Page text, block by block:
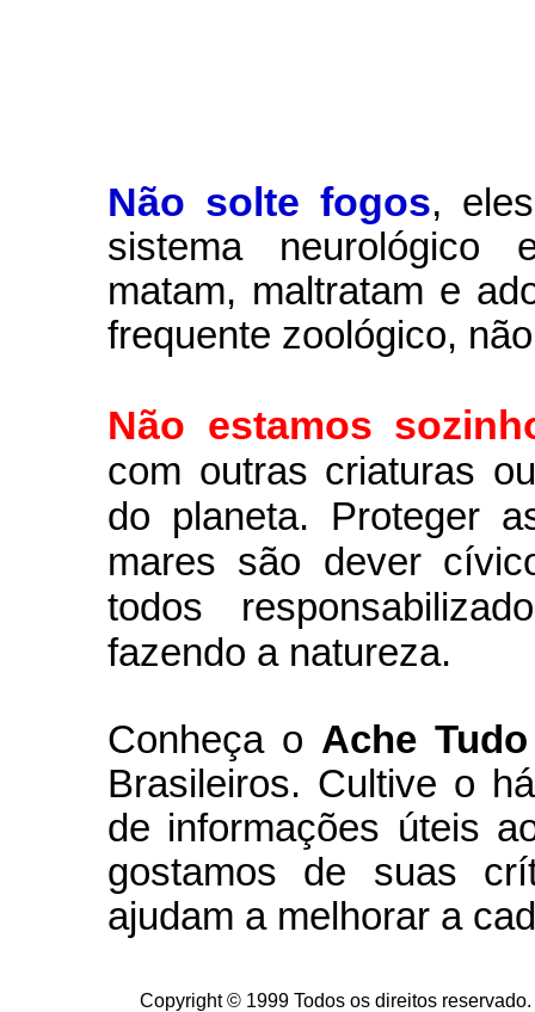
Não solte fogos,
sistema neurológico
matam, maltratam e
frequente zoológico,
Não estamos
com outras criaturas
do planeta. Proteger
mares são dever
todos
fazendo a natureza.
Conheçao Ache
Brasileiros. Cultive o
de informações úteis
gostamos de suas
ajudam a melhorar a
Copyright © 1999 Todos os direitos reservado.